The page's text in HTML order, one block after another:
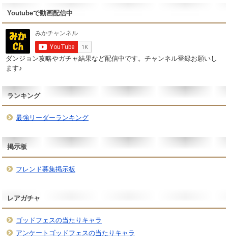
Youtubeで動画配信中
ダンジョン攻略やガチャ結果など配信中です。チャンネル登録お願いし
ます♪
ランキング
最強リーダーランキング
掲示板
フレンド募集掲示板
レアガチャ
ゴッドフェスの当たりキャラ
アンケートゴッドフェスの当たりキャラ